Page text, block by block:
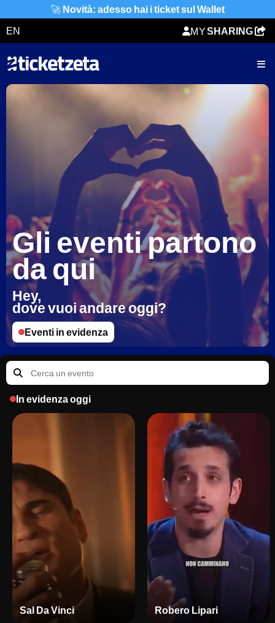
🚀 Novità: adesso hai i ticket sul Wallet
EN
MY
TICKETZETA
ORDER
SHARING
TICKET
Gli eventi partono
da qui
Hey,
dove vuoi andare oggi?
Eventi in evidenza
In evidenza oggi
Sal Da Vinci Robero Lipari